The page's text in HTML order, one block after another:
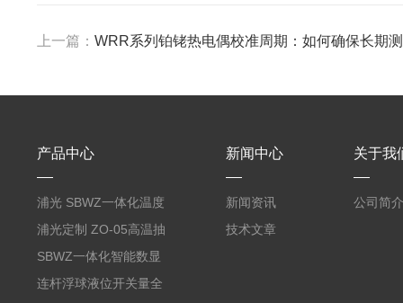
上一篇： WRR系列铂铑热电偶校准周期：如何确保长期
产品中心
浦光 SBWZ一体化温度
变送器传感器 防爆热电
阻PT100 数显远传4-
20mA2
浦光定制 ZO-05高温抽
气式氧化锆分析仪 防爆
耐腐蚀检测仪
SBWZ一体化智能数显
温度变送器传感器防爆
连杆浮球液位开关量全
新闻中心
新闻资讯
技术文章
关于我
公司简介